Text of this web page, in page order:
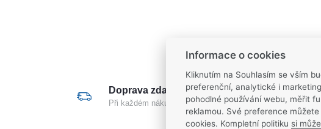
Doprava zdarma
Při každém nákupu nad 2 000 Kč
Poradíme
montáží
Informace o cookies
Kliknutím na Souhlasím se vším
preferenční, analytické i
pohodlné používání webu, měřit
reklamou. Své preference
cookies. Kompletní politiku si